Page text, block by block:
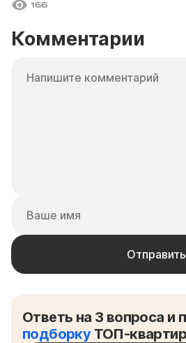
166
Комментарии
Ответь на 3 вопроса и
подборкуТОП-квартир